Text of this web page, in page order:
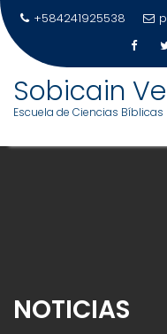
+584241925538
Sobicain
Escuela de Ciencias Bíblicas
NOTICIAS